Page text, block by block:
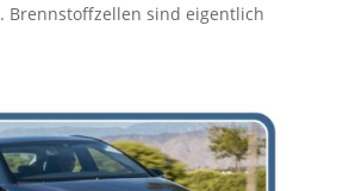
Brennstoffzellen sind eigentlich